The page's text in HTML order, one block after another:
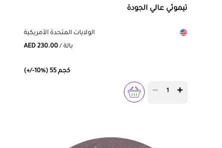
تيموثي عالي الجودة
الولايات المتحدة الأمريكية
AED 230.00
/ بالة
(+/-10%) 55 كجم
PRODUCT QUANTITY